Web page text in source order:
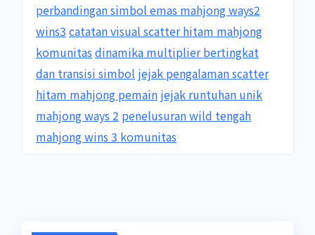
perbandingan simbol emas mahjong ways2
wins3 catatan visual scatter hitam mahjong
komunitas dinamika multiplier bertingkat
dan transisi simbol jejak pengalaman scatter
hitam mahjong pemain jejak runtuhan unik
mahjong ways 2 penelusuran wild tengah
mahjong wins 3 komunitas